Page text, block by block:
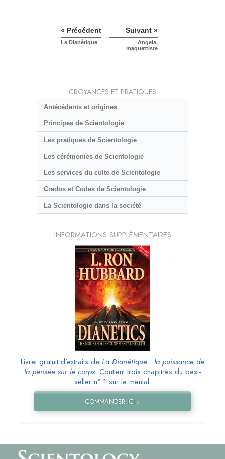
« Précédent
La Dianétique
Suivant »
Angela,
maquettiste
CROYANCES ET PRATIQUES
Antécédents et origines
Principes de Scientologie
Les pratiques de Scientologie
Les cérémonies de Scientologie
Les services du culte de Scientologie
Credos et Codes de Scientologie
La Scientologie dans la société
INFORMATIONS SUPPLÉMENTAIRES
Livret gratuit d’extraits de La Dianétique : la puissance de
la pensée sur le corps. Contient trois chapitres du best-
seller n° 1 sur le mental.
COMMANDER ICI »